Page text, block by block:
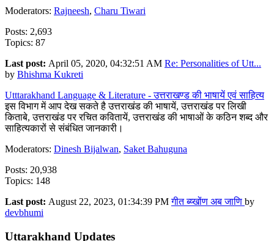
Moderators: Rajneesh, Charu Tiwari
Posts: 2,693
Topics: 87
Last post: April 05, 2020, 04:32:51 AM Re: Personalities of Utt...
by Bhishma Kukreti
Utttarakhand Language & Literature - उत्तराखण्ड की भाषायें एवं साहित्य
इस विभाग में आप देख सकते है उत्तराखंड की भाषायें, उत्तराखंड पर लिखी
किताबे, उत्तराखंड पर रचित कवितायें, उत्तराखंड की भाषाओं के कठिन शब्द और
साहित्यकारों से संबंधित जानकारी।
Moderators: Dinesh Bijalwan, Saket Bahuguna
Posts: 20,938
Topics: 148
Last post: August 22, 2023, 01:34:39 PMगीत ब्य्खोंण अब जाणि by
devbhumi
Uttarakhand Updates